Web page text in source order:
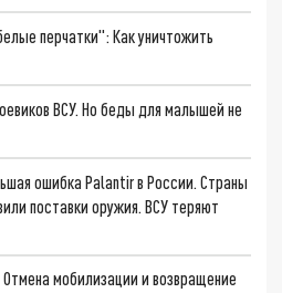
перчатки": Как уничтожить
ВСУ. Но беды для малышей не
ошибка Palantir в России. Страны
поставки оружия. ВСУ теряют
мобилизации и возвращение